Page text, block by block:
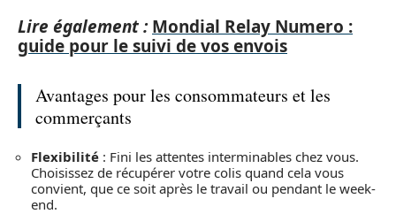
Lire également : Mondial Relay Numero :
guide pour le suivi de vos envois
Avantages pour les consommateurs et les
commerçants
Flexibilité : Fini les attentes interminables chez vous.
Choisissez de récupérer votre colis quand cela vous
convient, que ce soit après le travail ou pendant le week-
end.